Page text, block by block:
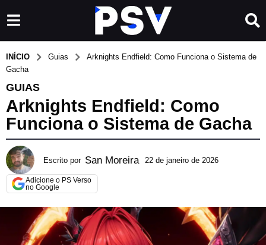
INÍCIO Guias
Arknights Endfield: Como Funciona o Sistema de
Gacha
GUIAS
Arknights Endfield: Como
Funciona o Sistema de Gacha
Escrito por San Moreira 22 de janeiro de 2026
g
o
s
t
Adicione o PS Verso
no Google